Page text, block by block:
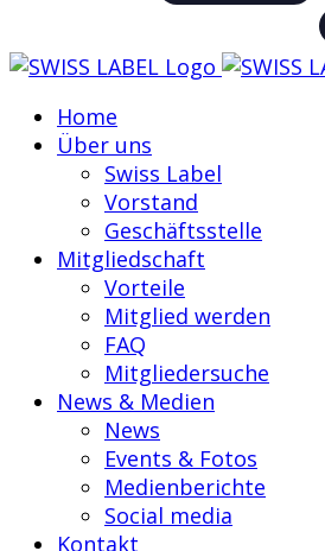
Home
Über uns
Swiss Label
Vorstand
Geschäftsstelle
Mitgliedschaft
Vorteile
Mitglied werden
FAQ
Mitgliedersuche
News & Medien
News
Events & Fotos
Medienberichte
Social media
Kontakt